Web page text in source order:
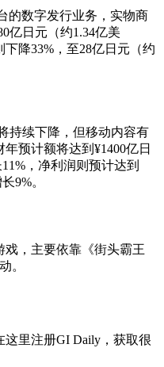
的数字发行业务，实物商
亿日元（约1.34亿美
降33%，至28亿日元（约
持续下降，但移动内容有
预计额将达到¥1400亿日
，净利润则预计达到
9%。
戏，主要依靠《街头霸王
。
里注册GI Daily，获取很